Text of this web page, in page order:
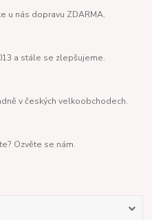
u nás dopravu ZDARMA.
a stále se zlepšujeme.
v českých velkoobchodech.
Ozvěte se nám.